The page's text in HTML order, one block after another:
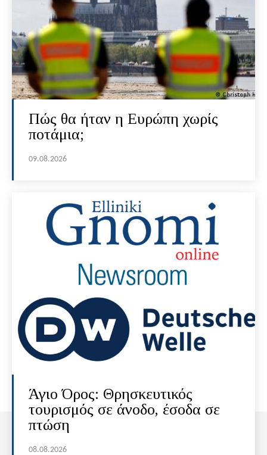
Πώς θα ήταν η Ευρώπη χωρίς
ποτάμια;
09.08.2026
Άγιο Όρος: Θρησκευτικός
τουρισμός σε άνοδο, έσοδα σε
πτώση
08.08.2026